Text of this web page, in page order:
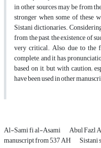
in other sources may be from
stronger when some of these
Sistani dictionaries.
from the past, the existence of
very critical. Also, due to the
complete, and it has
based on it, but with caution;
have been used in other
Al-Sami fi al-Asami Abul Fazl
manuscript from 537 AH Sistani